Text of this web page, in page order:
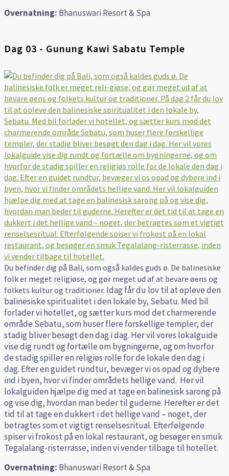
Overnatning: Bhanuswari Resort & Spa
Dag 03 - Gunung Kawi Sabatu Temple
Du befinder dig på Bali, som også kaldes guds ø. De balinesiske
folk er meget religiøse, og gør meget ud af at bevare øens og
folkets kultur og traditioner. Idag får du lov til at opleve den
balinesiske spiritualitet i den lokale by, Sebatu. Med bil
forlader vi hotellet, og sætter kurs mod det charmerende
område Sebatu, som huser flere forskellige templer, der
stadig bliver besøgt den dag i dag. Her vil vores lokalguide
vise dig rundt og fortælle om bygningerne, og om hvorfor
de stadig spiller en religiøs rolle for de lokale den dag i
dag. Efter en guidet rundtur, bevæger vi os opad og dybere
ind i byen, hvor vi finder områdets hellige vand. Her vil
lokalguiden hjælpe dig med at tage en balinesisk sarong på
og vise dig, hvordan man beder til guderne. Herefter er det
tid til at tage en dukkert i det hellige vand – noget, der
betragtes som et vigtigt renselsesritual. Efterfølgende
spiser vi frokost på en lokal restaurant, og besøger en smuk
Tegalalang-risterrasse, inden vi vender tilbage til hotellet.
Overnatning: Bhanuswari Resort & Spa